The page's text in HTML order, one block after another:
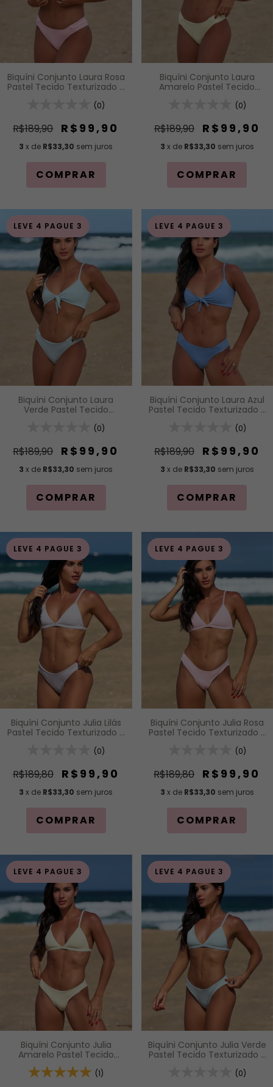
Biquíni Conjunto Laura Rosa
Pastel Tecido Texturizado -
Alças de Regulagem e
Detalhe Drapeado
(0)
R$189,90 R$99,90
3 x de R$33,30 sem juros
COMPRAR
Biquíni Conjunto Laura
Amarelo Pastel Tecido
com Nó Frontal e Alças de
Delta com Detalhe
Drapeado
(0)
R$189,90 R$99,90
3 x de R$33,30 sem juros
COMPRAR
LEVE 4 PAGUE 3
Biquíni Conjunto Laura
Verde Pastel Tecido
com Nó Frontal e Alças de
Delta com Detalhe
Drapeado
(0)
R$189,90 R$99,90
3 x de R$33,30 sem juros
COMPRAR
LEVE 4 PAGUE 3
Biquíni Conjunto Laura Azul
Pastel Tecido Texturizado -
Alças de Regulagem e
Detalhe Drapeado
(0)
R$189,90 R$99,90
3 x de R$33,30 sem juros
COMPRAR
LEVE 4 PAGUE 3
Biquíni Conjunto Julia Lilás
Pastel Tecido Texturizado -
Bojo Removível e Calcinha
Levanta)
(0)
R$189,80 R$99,90
3 x de R$33,30 sem juros
COMPRAR
LEVE 4 PAGUE 3
Biquíni Conjunto Julia Rosa
Pastel Tecido Texturizado -
Bojo Removível e Calcinha
Levanta)
(0)
R$189,80 R$99,90
3 x de R$33,30 sem juros
COMPRAR
LEVE 4 PAGUE 3
Biquíni Conjunto Julia
Amarelo Pastel Tecido
Texturizado - Top
Cortininha Fixa com Bojo
(1)
LEVE 4 PAGUE 3
Biquíni Conjunto Julia Verde
Pastel Tecido Texturizado -
Bojo Removível e Calcinha
(0)